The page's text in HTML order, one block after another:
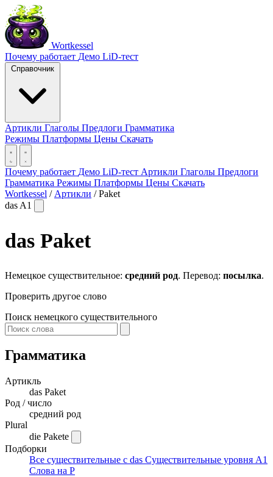
Wortkessel
Почему работает Демо LiD-тест
Справочник
Артикли Глаголы Предлоги Грамматика
Режимы Платформы Цены Скачать
Почему работает Демо LiD-тест Артикли Глаголы Предлоги
Грамматика Режимы Платформы Цены Скачать
Wortkessel / Артикли / Paket
das A1
das Paket
Немецкое существительное: средний род. Перевод: посылка.
Проверить другое слово
Поиск немецкого существительного
Грамматика
Артикль
das Paket
Род / число
средний род
Plural
die Pakete
Подборки
Все существительные с das Существительные уровня A1
Слова на P